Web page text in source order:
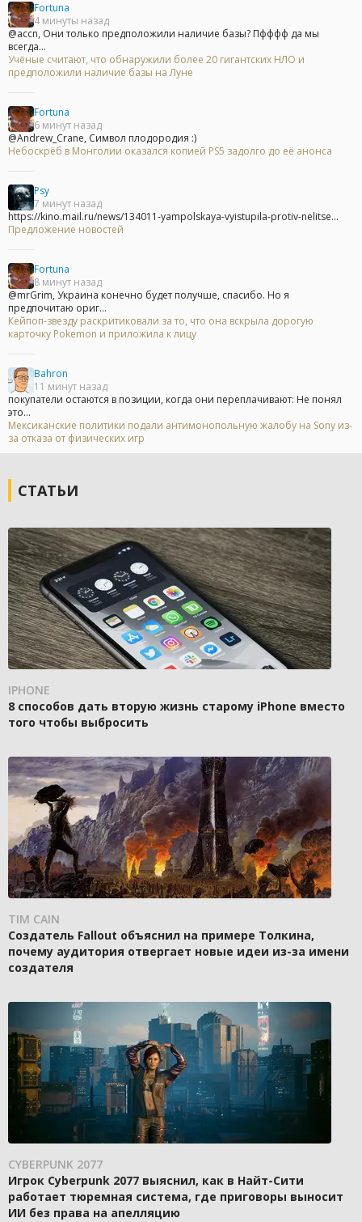
Fortuna
4 минуты назад
@accn, Они только предположили наличие базы? Пфффф да мы
всегда...
Учёные считают, что обнаружили более 20 гигантских НЛО и
предположили наличие базы на Луне
Fortuna
6 минут назад
@Andrew_Crane, Символ плодородия :)
Небоскрёб в Монголии оказался копией PS5 задолго до её анонса
Psy
7 минут назад
https://kino.mail.ru/news/134011-yampolskaya-vyistupila-protiv-nelitse...
Предложение новостей
Fortuna
8 минут назад
@mrGrim, Украина конечно будет получше, спасибо. Но я
предпочитаю ориг...
Кейпоп-звезду раскритиковали за то, что она вскрыла дорогую
карточку Pokemon и приложила к лицу
Bahron
11 минут назад
покупатели остаются в позиции, когда они переплачивают: Не понял
это...
Мексиканские политики подали антимонопольную жалобу на Sony из-
за отказа от физических игр
СТАТЬИ
IPHONE
8 способов дать вторую жизнь старому iPhone вместо
того чтобы выбросить
TIM CAIN
Создатель Fallout объяснил на примере Толкина,
почему аудитория отвергает новые идеи из-за имени
создателя
CYBERPUNK 2077
Игрок Cyberpunk 2077 выяснил, как в Найт-Сити
работает тюремная система, где приговоры выносит
ИИ без права на апелляцию